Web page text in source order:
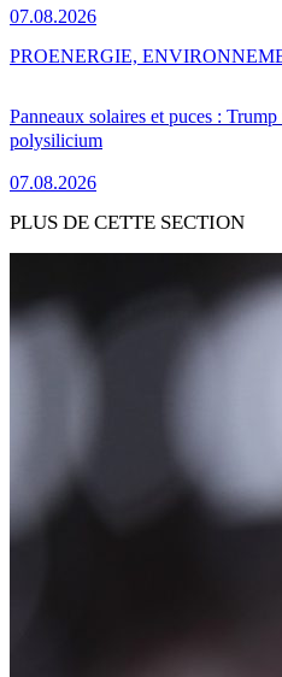
07.08.2026
Panneaux solaires et puces :
polysilicium
07.08.2026
PROENERGIE,
PLUS DE CETTE SECTION